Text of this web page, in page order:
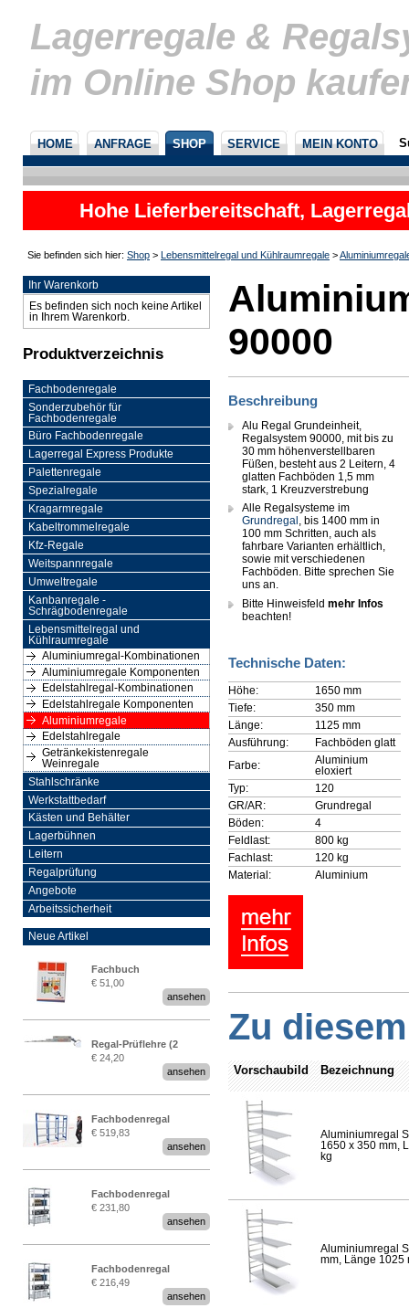
Lagerregale &
im Online Shop
HOME ANFRAGE SHOP SERVICE MEIN KONTO
Hohe Lieferbereitschaft,
nicht
Sie befinden sich hier: Shop > Lebensmittelregal und Kühlraumregale >
Ihr Warenkorb
Es befinden sich noch keine Artikel
in Ihrem Warenkorb.
Produktverzeichnis
Fachbodenregale
Sonderzubehör für
Fachbodenregale
Büro Fachbodenregale
Lagerregal Express Produkte
Palettenregale
Spezialregale
Kragarmregale
Kabeltrommelregale
Kfz-Regale
Weitspannregale
Umweltregale
Kanbanregale -
Schrägbodenregale
Lebensmittelregal und
Kühlraumregale
Aluminiumregal-Kombinationen
Aluminiumregale Komponenten
Edelstahlregal-Kombinationen
Edelstahlregale Komponenten
Aluminiumregale
Edelstahlregale
Getränkekistenregale
Weinregale
Stahlschränke
Werkstattbedarf
Kästen und Behälter
Lagerbühnen
Leitern
Regalprüfung
Angebote
Arbeitssicherheit
Neue Artikel
Fachbuch
„Regalprüfung nach DIN
€ 51,00
ansehen
Regal-Prüflehre (2
Stück)
€ 24,20
ansehen
Fachbodenregal
Stecksystem MultiPlus
2,25 Meter breit
€ 519,83
ansehen
Fachbodenregal
Stecksystem MultiPlus
€ 231,80
ansehen
Fachbodenregal
Stecksystem MultiPlus
€ 216,49
ansehen
90000
Beschreibung
Alu Regal Grundeinheit,
Regalsystem 90000, mit bis zu
30 mm höhenverstellbaren
Füßen, besteht aus 2 Leitern, 4
glatten Fachböden 1,5 mm
stark, 1 Kreuzverstrebung
Alle Regalsysteme im
Grundregal , bis 1400 mm in
100 mm Schritten, auch als
fahrbare Varianten erhältlich,
sowie mit verschiedenen
Fachböden. Bitte sprechen Sie
uns an.
Bitte Hinweisfeld mehr Infos
beachten!
Technische Daten:
Höhe:
1650 mm
Tiefe:
350 mm
Länge:
1125 mm
Ausführung:
Fachböden glatt
Farbe:
Aluminium
eloxiert
Typ:
120
GR/AR:
Grundregal
Böden:
4
Feldlast:
800 kg
Fachlast:
120 kg
Material:
Aluminium
Zu
Vorschaubild Bezeichnung
Aluminiumregal
1650 x 350 mm,
kg
Aluminiumregal
mm, Länge 1025